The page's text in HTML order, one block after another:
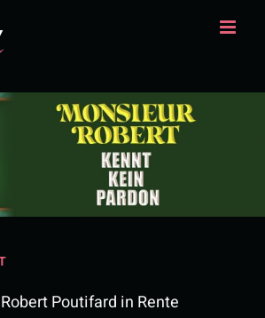
Poutifard in Rente